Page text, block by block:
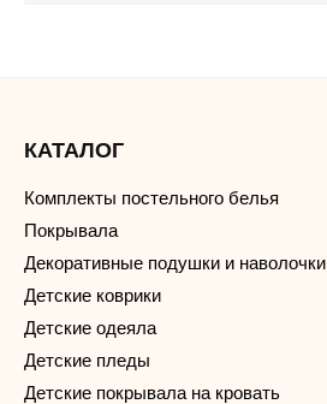
КАТАЛОГ
Комплекты постельного белья
Покрывала
Декоративные подушки и наволочки
Детские коврики
Детские одеяла
Детские пледы
Детские покрывала на кровать